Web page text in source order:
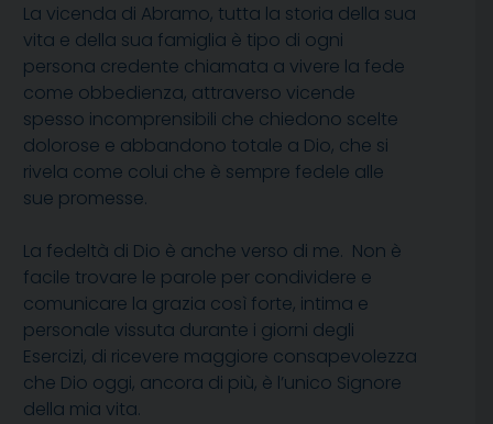
La vicenda di Abramo, tutta la storia della sua
vita e della sua famiglia è tipo di ogni
persona credente chiamata a vivere la fede
come obbedienza, attraverso vicende
spesso incomprensibili che chiedono scelte
dolorose e abbandono totale a Dio, che si
rivela come colui che è sempre fedele alle
sue promesse.
La fedeltà di Dio è anche verso di me. Non è
facile trovare le parole per condividere e
comunicare la grazia così forte, intima e
personale vissuta durante i giorni degli
Esercizi, di ricevere maggiore consapevolezza
che Dio oggi, ancora di più, è l’unico Signore
della mia vita.